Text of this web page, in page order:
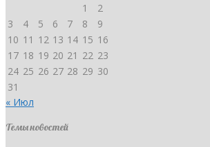
1
2
3
4 5 6 7 8
9
10 11 12 13 14 15 16
17 18 19 20 21 22 23
24 25 26 27 28 29 30
31
« Июл
Темы новостей